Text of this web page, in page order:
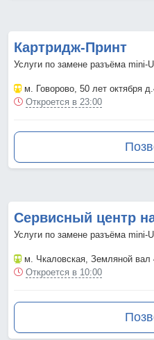
Картридж-Принт
Услуги по замене разъёма mini-
м. Говорово, 50 лет октября
Откроется в 23:00
Сервисный центр
Услуги по замене разъёма mini-
м. Чкаловская, Земляной вал
Откроется в 10:00